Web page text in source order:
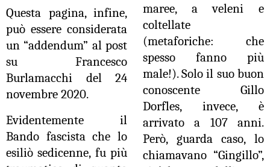
Questa pagina, infine,
può essere considerata
un “addendum” al post
su Francesco
Burlamacchi del 24
novembre 2020.
Evidentemente il
Bando fascista che lo
esiliò sedicenne, fu più
maree, a veleni e
coltellate
(metaforiche: che
spesso fanno più
male!). Solo il suo buon
conoscente Gillo
Dorfles, invece, è
arrivato a 107 anni.
Però, guarda caso, lo
chiamavano “Gingillo”,